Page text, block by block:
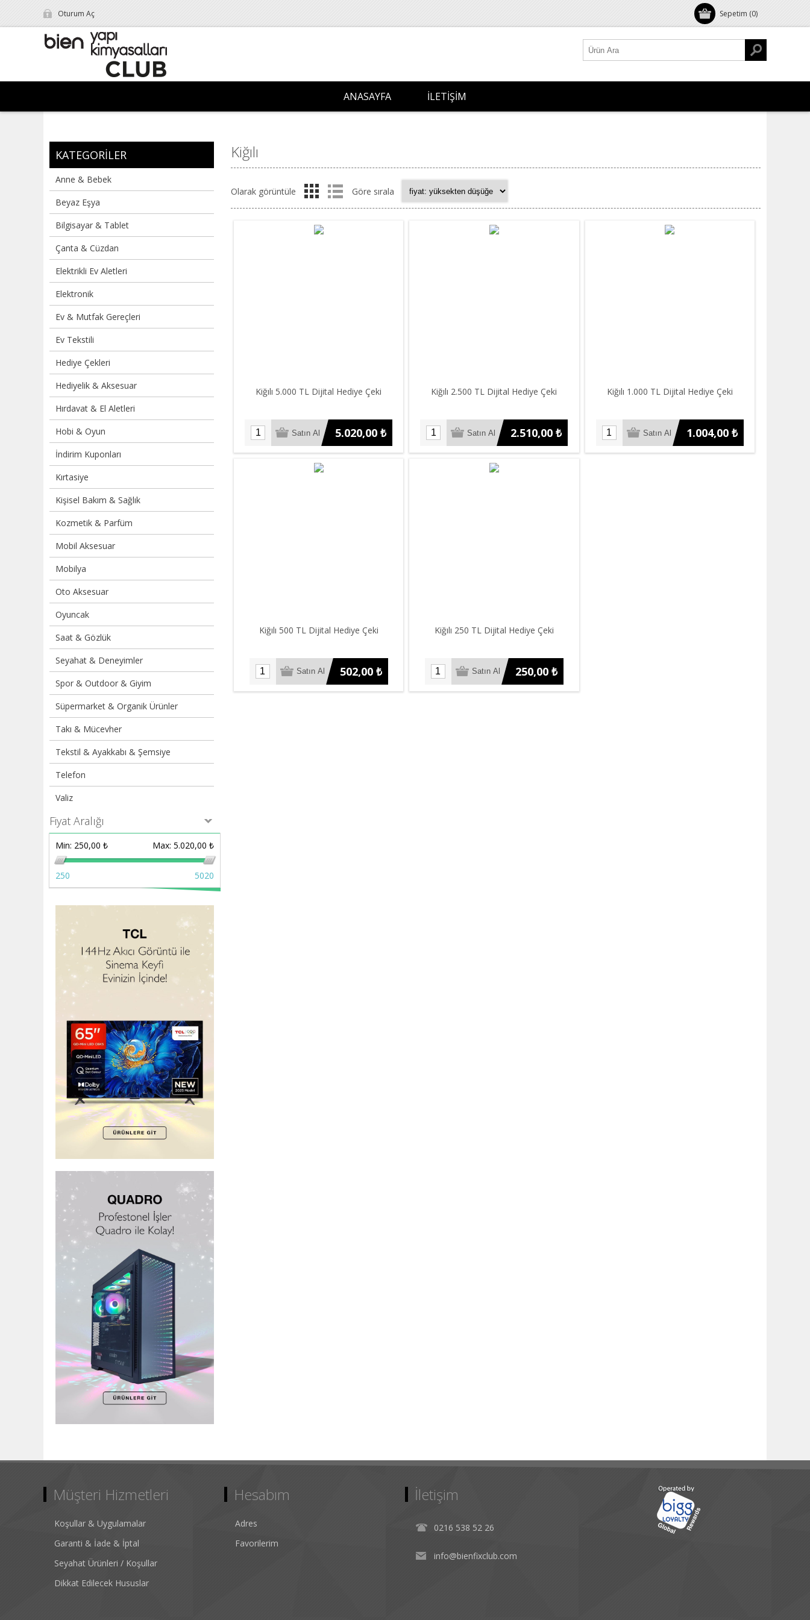
Sepetim (0)
Oturum Aç
ANASAYFA İLETIŞIM
KATEGORILER
Anne & Bebek
Beyaz Eşya
Bilgisayar & Tablet
Çanta & Cüzdan
Elektrikli Ev Aletleri
Elektronik
Ev & Mutfak Gereçleri
Ev Tekstili
Hediye Çekleri
Hediyelik & Aksesuar
Hırdavat & El Aletleri
Hobi & Oyun
İndirim Kuponları
Kırtasiye
Kişisel Bakım & Sağlık
Kozmetik & Parfüm
Mobil Aksesuar
Mobilya
Oto Aksesuar
Oyuncak
Saat & Gözlük
Seyahat & Deneyimler
Spor & Outdoor & Giyim
Süpermarket & Organik Ürünler
Takı & Mücevher
Tekstil & Ayakkabı & Şemsiye
Telefon
Valiz
Fiyat Aralığı
Min: 250,00 ₺ Max: 5.020,00 ₺
250 5020
Kiğılı
Olarak görüntüle Göre sırala
Kiğılı 5.000 TL Dijital Hediye Çeki
5.020,00 ₺
Kiğılı 2.500 TL Dijital Hediye Çeki
2.510,00 ₺
Kiğılı 1.000 TL Dijital Hediye Çeki
1.004,00 ₺
Kiğılı 500 TL Dijital Hediye Çeki
502,00 ₺
Kiğılı 250 TL Dijital Hediye Çeki
250,00 ₺
Müşteri Hizmetleri
Koşullar & Uygulamalar
Garanti & İade & İptal
Seyahat Ürünleri / Koşullar
Dikkat Edilecek Hususlar
Hesabım
Adres
Favorilerim
İletişim
0216 538 52 26
info@bienfixclub.com